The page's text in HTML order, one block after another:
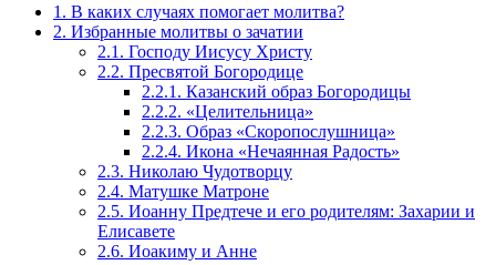
1. В каких случаях помогает молитва?
2. Избранные молитвы о зачатии
2.1. Господу Иисусу Христу
2.2. Пресвятой Богородице
2.2.1. Казанский образ Богородицы
2.2.2. «Целительница»
2.2.3. Образ «Скоропослушница»
2.2.4. Икона «Нечаянная Радость»
2.3. Николаю Чудотворцу
2.4. Матушке Матроне
2.5. Иоанну Предтече и его родителям: Захарии и
Елисавете
2.6. Иоакиму и Анне